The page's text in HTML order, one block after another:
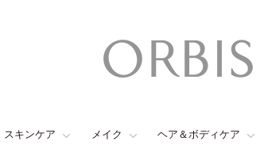
スキンケア メイク ヘア＆ボディケア